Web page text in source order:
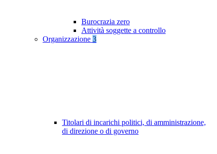
Burocrazia zero
Attività soggette a controllo
Organizzazione 3
Titolari di incarichi politici, di amministrazione,
di direzione o di governo